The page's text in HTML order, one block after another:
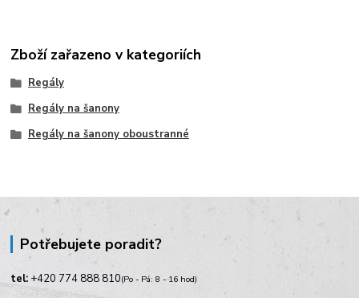
Zboží zařazeno v kategoriích
Regály
Regály na šanony
Regály na šanony oboustranné
Potřebujete poradit?
tel: +420 774 888 810(Po - Pá: 8 - 16 hod)